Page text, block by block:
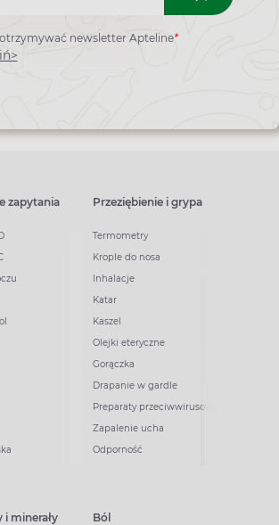
newsletter Apteline*
zapytania Przeziębienie i grypa
Termometry
Krople do nosa
Inhalacje
Katar
Kaszel
Olejki eteryczne
Gorączka
Drapanie w gardle
Preparaty przeciwwirusowe
Zapalenie ucha
Odporność
minerały Ból